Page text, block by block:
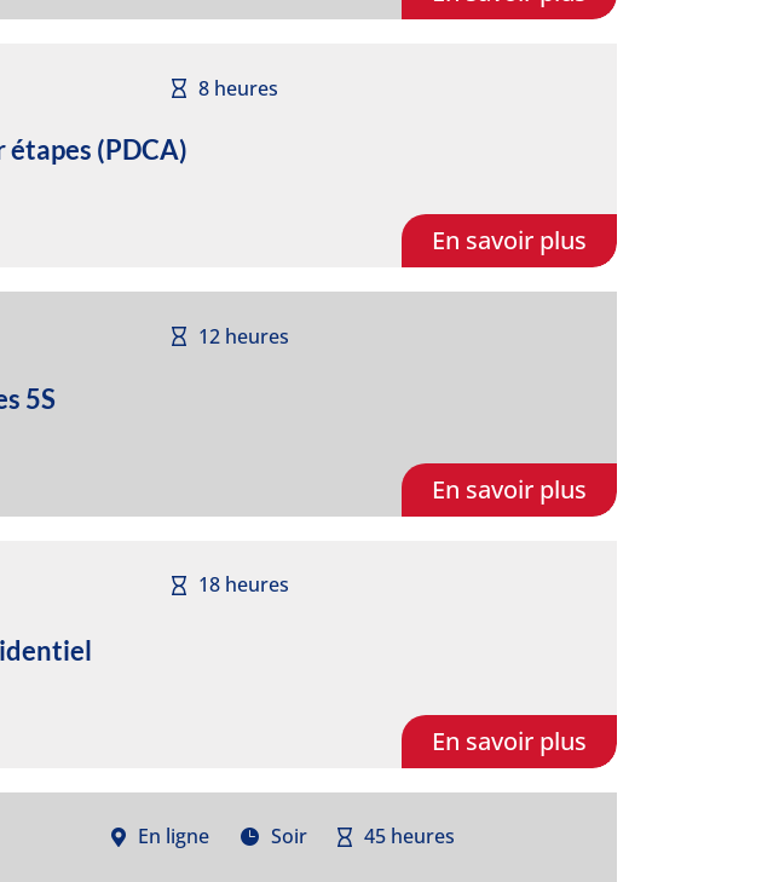
8 heures
(PDCA)
En savoir plus
12 heures
5S
En savoir plus
18 heures
En savoir plus
En ligne Soir 45 heures